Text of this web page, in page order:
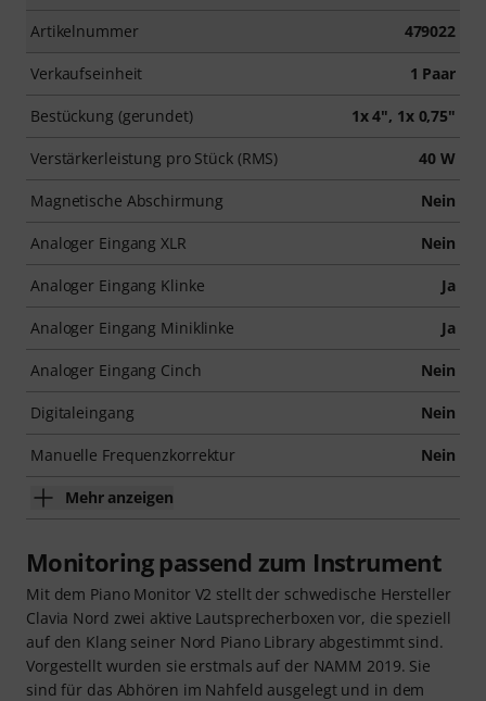
Artikelnummer 479022
Verkaufseinheit 1 Paar
Bestückung (gerundet) 1x 4", 1x 0,75"
Verstärkerleistung pro Stück (RMS) 40 W
Magnetische Abschirmung Nein
Analoger Eingang XLR Nein
Analoger Eingang Klinke Ja
Analoger Eingang Miniklinke Ja
Analoger Eingang Cinch Nein
Digitaleingang Nein
Manuelle Frequenzkorrektur Nein
Mehr anzeigen
Monitoring passend zum Instrument
Mit dem Piano Monitor V2 stellt der schwedische Hersteller
Clavia Nord zwei aktive Lautsprecherboxen vor, die speziell
auf den Klang seiner Nord Piano Library abgestimmt sind.
Vorgestellt wurden sie erstmals auf der NAMM 2019. Sie
sind für das Abhören im Nahfeld ausgelegt und in dem